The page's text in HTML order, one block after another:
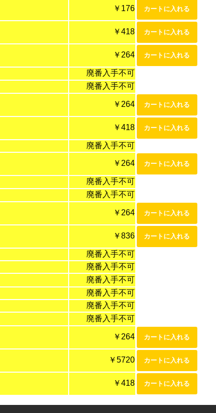
￥176
￥418
￥264
廃番入手不可
廃番入手不可
￥264
￥418
廃番入手不可
￥264
廃番入手不可
廃番入手不可
￥264
￥836
廃番入手不可
廃番入手不可
廃番入手不可
廃番入手不可
廃番入手不可
廃番入手不可
￥264
￥5720
￥418